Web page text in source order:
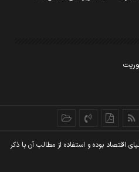
اقتصاد بوده و استفاده از مطالب آن با ذکر